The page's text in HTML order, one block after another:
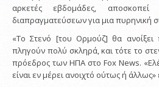
αρκετές εβδομάδες,
διαπραγματεύσεων για μια πυρηνική
«Το Στενό [του Ορμούζ] θα
πληγούν πολύ σκληρά, και τότε το
πρόεδρος των ΗΠΑ στο Fox News.
είναι εν μέρει ανοιχτό ούτως ή